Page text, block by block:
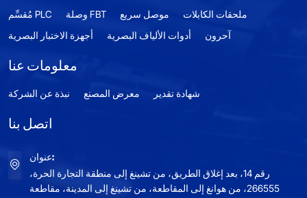
مُقسِّم PLC
وصلة FBT موصل سريع
ملحقات الكابلات
أجهزة الاختبار البصرية
أدوات الألياف البصرية آحرون
معلومات عنا
نبذة عن الشركة معرض المصنع شهادة تقدير
اتصل بنا
عنوان:
رقم 14، بعد إغلاق الطريق، من تشينغ إلى منطقة التجارة الحرة،
266555، من هوانغ إلى المقاطعة، من تشينغ إلى المدينة، مقاطعة